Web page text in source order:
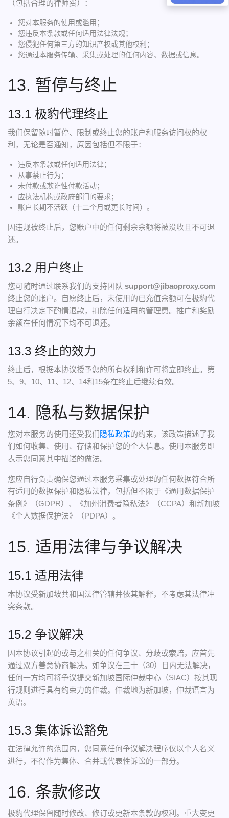
（包括合理的律师费）：
您对本服务的使用或滥用；
您违反本条款或任何适用法律法规；
您侵犯任何第三方的知识产权或其他权利；
您通过本服务传输、采集或处理的任何内容、数据或信息。
13. 暂停与终止
13.1 极豹代理终止
我们保留随时暂停、限制或终止您的账户和服务访问权的权
利，无论是否通知，原因包括但不限于：
违反本条款或任何适用法律；
从事禁止行为；
未付款或欺诈性付款活动；
应执法机构或政府部门的要求；
账户长期不活跃（十二个月或更长时间）。
因违规被终止后，您账户中的任何剩余余额将被没收且不可退
还。
13.2 用户终止
您可随时通过联系我们的支持团队 support@jibaoproxy.com
终止您的账户。自愿终止后，未使用的已充值余额可在极豹代
理自行决定下酌情退款，扣除任何适用的管理费。推广和奖励
余额在任何情况下均不可退还。
13.3 终止的效力
终止后，根据本协议授予您的所有权利和许可将立即终止。第
5、9、10、11、12、14和15条在终止后继续有效。
14. 隐私与数据保护
您对本服务的使用还受我们 隐私政策的约束，该政策描述了我
们如何收集、使用、存储和保护您的个人信息。使用本服务即
表示您同意其中描述的做法。
您应自行负责确保您通过本服务采集或处理的任何数据符合所
有适用的数据保护和隐私法律，包括但不限于《通用数据保护
条例》（GDPR）、《加州消费者隐私法》（CCPA）和新加坡
《个人数据保护法》（PDPA）。
15. 适用法律与争议解决
15.1 适用法律
本协议受新加坡共和国法律管辖并依其解释，不考虑其法律冲
突条款。
15.2 争议解决
因本协议引起的或与之相关的任何争议、分歧或索赔，应首先
通过双方善意协商解决。如争议在三十（30）日内无法解决，
任何一方均可将争议提交新加坡国际仲裁中心（SIAC）按其现
行规则进行具有约束力的仲裁。仲裁地为新加坡，仲裁语言为
英语。
15.3 集体诉讼豁免
在法律允许的范围内，您同意任何争议解决程序仅以个人名义
进行，不得作为集体、合并或代表性诉讼的一部分。
16. 条款修改
极豹代理保留随时修改、修订或更新本条款的权利。重大变更